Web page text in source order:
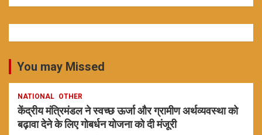
You may Missed
NATIONAL OTHER
केंद्रीय मंत्रिमंडल ने स्वच्छ ऊर्जा और ग्रामीण अर्थव्यवस्था को
बढ़ावा देने के लिए गोबर्धन योजना को दी मंजूरी